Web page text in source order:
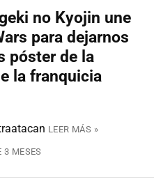
no Kyojin une
para dejarnos
póster de la
la franquicia
LEER MÁS »
3 MESES